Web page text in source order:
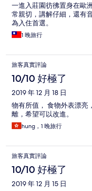
一進入莊園彷彿置身在歐
常親切，講解仔細，還有
為入住首選。
1 晚旅行
旅客真實評論
10/10 好極了
2019 年 12 月 18 日
物有所值， 食物外表漂亮
離，希望可以改進。
hung，1 晚旅行
旅客真實評論
10/10 好極了
2019 年 12 月 15 日